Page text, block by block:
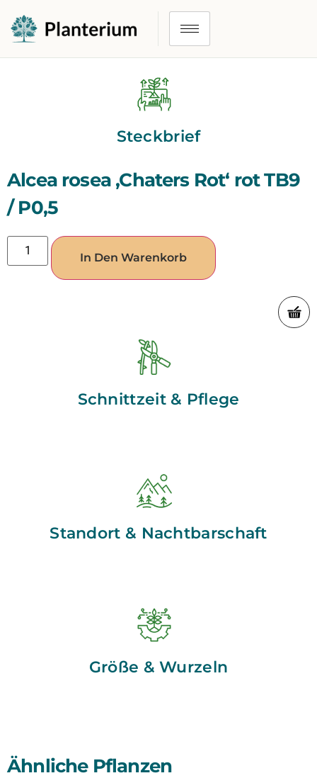
Steckbrief
Alcea rosea ‚Chaters Rot‘ rot TB9
/ P0,5
In Den Warenkorb
Schnittzeit & Pflege
Standort & Nachtbarschaft
Größe & Wurzeln
Ähnliche Pflanzen